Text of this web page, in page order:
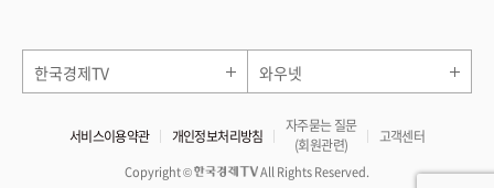
한국경제TV 와우넷
서비스이용약관 개인정보처리방침
자주묻는 질문
(회원관련)
고객센터
Copyright © All Rights Reserved.